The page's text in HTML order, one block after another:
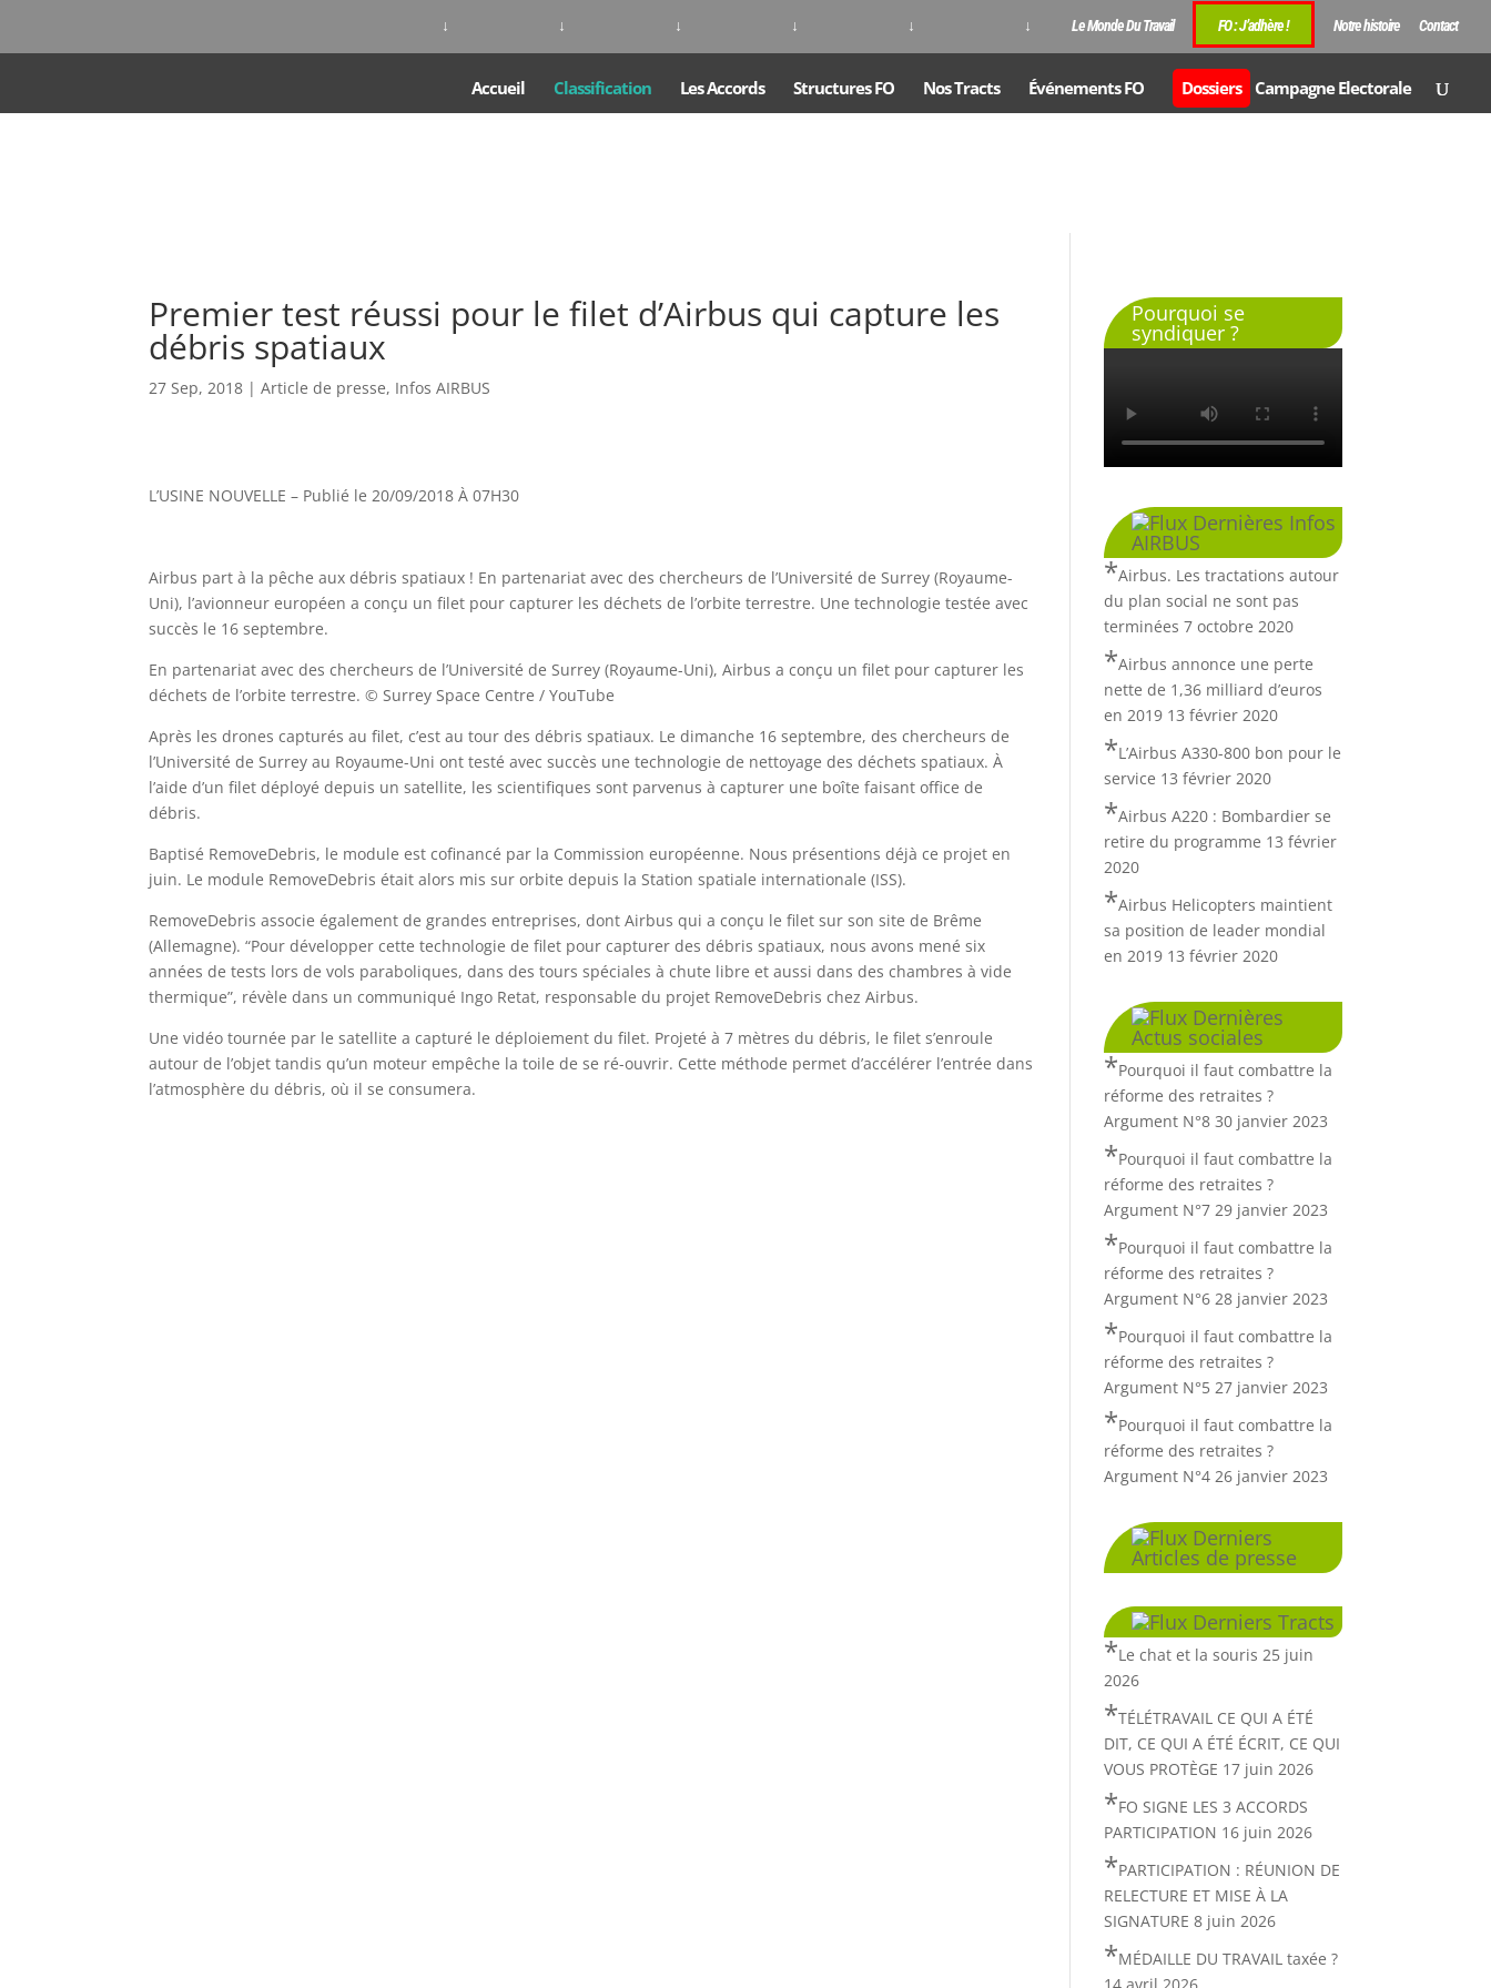
↓ ↓ ↓ ↓ ↓ ↓ Le Monde Du Travail FO : J’adhère ! Notre histoire Contact
Accueil Classification Les Accords Structures FO Nos Tracts Événements FO Dossiers Campagne Electorale
Premier test réussi pour le filet d’Airbus qui capture les
débris spatiaux
27 Sep, 2018 |Article de presse, Infos AIRBUS
L’USINE NOUVELLE – Publié le 20/09/2018 À 07H30
Airbus part à la pêche aux débris spatiaux ! En partenariat avec des chercheurs de l’Université de Surrey (Royaume-
Uni), l’avionneur européen a conçu un filet pour capturer les déchets de l’orbite terrestre. Une technologie testée avec
succès le 16 septembre.
En partenariat avec des chercheurs de l’Université de Surrey (Royaume-Uni), Airbus a conçu un filet pour capturer les
déchets de l’orbite terrestre. © Surrey Space Centre / YouTube
Après les drones capturés au filet, c’est au tour des débris spatiaux. Le dimanche 16 septembre, des chercheurs de
l’Université de Surrey au Royaume-Uni ont testé avec succès une technologie de nettoyage des déchets spatiaux. À
l’aide d’un filet déployé depuis un satellite, les scientifiques sont parvenus à capturer une boîte faisant office de
débris.
Baptisé RemoveDebris, le module est cofinancé par la Commission européenne. Nous présentions déjà ce projet en
juin. Le module RemoveDebris était alors mis sur orbite depuis la Station spatiale internationale (ISS).
RemoveDebris associe également de grandes entreprises, dont Airbus qui a conçu le filet sur son site de Brême
(Allemagne). “Pour développer cette technologie de filet pour capturer des débris spatiaux, nous avons mené six
années de tests lors de vols paraboliques, dans des tours spéciales à chute libre et aussi dans des chambres à vide
thermique”, révèle dans un communiqué Ingo Retat, responsable du projet RemoveDebris chez Airbus.
Une vidéo tournée par le satellite a capturé le déploiement du filet. Projeté à 7 mètres du débris, le filet s’enroule
autour de l’objet tandis qu’un moteur empêche la toile de se ré-ouvrir. Cette méthode permet d’accélérer l’entrée dans
l’atmosphère du débris, où il se consumera.
Pourquoi se
syndiquer ?
Dernières Infos
AIRBUS
Airbus. Les tractations autour
du plan social ne sont pas
terminées 7 octobre 2020
Airbus annonce une perte
nette de 1,36 milliard d’euros
en 2019 13 février 2020
L’Airbus A330-800 bon pour le
service 13 février 2020
Airbus A220 : Bombardier se
retire du programme 13 février
2020
Airbus Helicopters maintient
sa position de leader mondial
en 2019 13 février 2020
Dernières
Actus sociales
Pourquoi il faut combattre la
réforme des retraites ?
Argument N°8 30 janvier 2023
Pourquoi il faut combattre la
réforme des retraites ?
Argument N°7 29 janvier 2023
Pourquoi il faut combattre la
réforme des retraites ?
Argument N°6 28 janvier 2023
Pourquoi il faut combattre la
réforme des retraites ?
Argument N°5 27 janvier 2023
Pourquoi il faut combattre la
réforme des retraites ?
Argument N°4 26 janvier 2023
Derniers
Articles de presse
Derniers Tracts
Le chat et la souris 25 juin
2026
TÉLÉTRAVAIL CE QUI A ÉTÉ
DIT, CE QUI A ÉTÉ ÉCRIT, CE QUI
VOUS PROTÈGE 17 juin 2026
FO SIGNE LES 3 ACCORDS
PARTICIPATION 16 juin 2026
PARTICIPATION : RÉUNION DE
RELECTURE ET MISE À LA
SIGNATURE 8 juin 2026
MÉDAILLE DU TRAVAIL taxée ?